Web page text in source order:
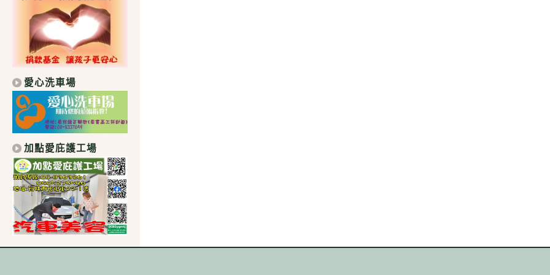
愛心洗車場
加點愛庇護工場